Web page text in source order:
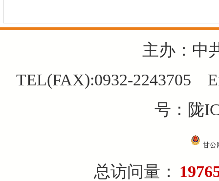
主办：中
TEL(FAX):0932-2243705
号：陇
甘公
总访问量：